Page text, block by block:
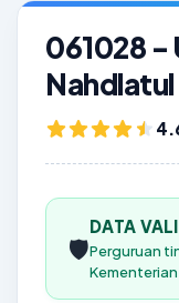
061028 -
🛡️
DATA
Perguruan
Kementerian